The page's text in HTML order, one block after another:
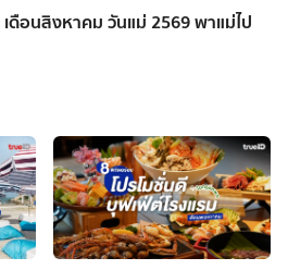
ดือนสิงหาคม วันแม่ 2569 พาแม่ไป